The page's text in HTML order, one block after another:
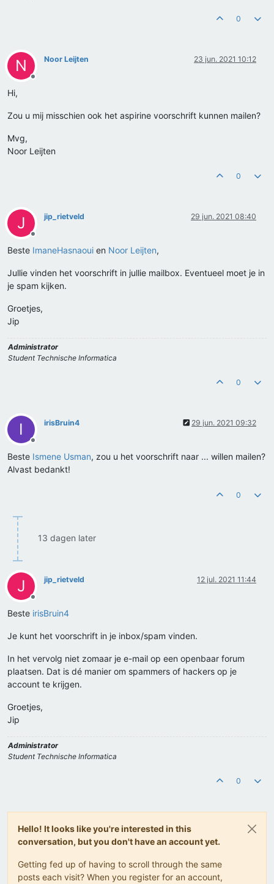
0
N
Offline
Noor Leijten 23 jun. 2021 10:12
Hi,
Zou u mij misschien ook het aspirine voorschrift kunnen mailen?
Mvg,
Noor Leijten
0
J
Offline
jip_rietveld 29 jun. 2021 08:40
Beste ImaneHasnaoui en Noor Leijten,
Jullie vinden het voorschrift in jullie mailbox. Eventueel moet je in
je spam kijken.
Groetjes,
Jip
Administrator
Student Technische Informatica
0
I
Offline
irisBruin4 29 jun. 2021 09:32
Beste Ismene Usman, zou u het voorschrift naar ... willen mailen?
Alvast bedankt!
0
13 dagen later
J
Offline
jip_rietveld 12 jul. 2021 11:44
Beste irisBruin4
Je kunt het voorschrift in je inbox/spam vinden.
In het vervolg niet zomaar je e-mail op een openbaar forum
plaatsen. Dat is dé manier om spammers of hackers op je
account te krijgen.
Groetjes,
Jip
Administrator
Student Technische Informatica
0
Hello! It looks like you're interested in this
conversation, but you don't have an account yet.
Getting fed up of having to scroll through the same
posts each visit? When you register for an account,